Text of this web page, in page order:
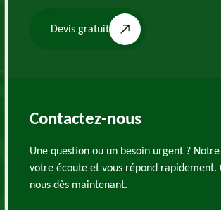
Devis gratuit
Contactez-nous
Une question ou un besoin urgent ?
votre écoute et vous répond rapidement.
nous dès maintenant.